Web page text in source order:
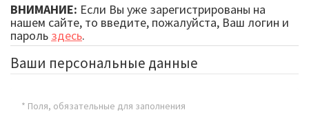
ВНИМАНИЕ: Если Вы уже зарегистрированы на
нашем сайте, то введите, пожалуйста, Ваш логин и
пароль здесь.
Ваши персональные данные
* Поля, обязательные для заполнения